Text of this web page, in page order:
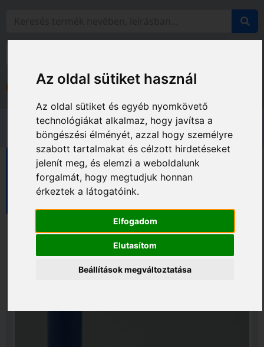
Az oldal sütiket használ
Az oldal sütiket és egyéb nyomkövető
technológiákat alkalmaz, hogy javítsa a
böngészési élményét, azzal hogy személyre
szabott tartalmakat és célzott hirdetéseket
jelenít meg, és elemzi a weboldalunk
forgalmát, hogy megtudjuk honnan
érkeztek a látogatóink.
Elfogadom
Elutasítom
Beállítások megváltoztatása
Bejelentkezés
Gyémántfúrók
Gyémántfúrók sarokcsiszolóhoz
MAXON gyémántfúrók sarokcsiszolóhoz